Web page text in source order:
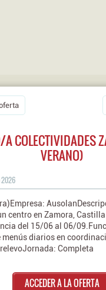
A COLECTIVIDADES
VERANO)
2026
centro en Zamora,
del 15/06 al 06/
menús diarios en
relevoJornada: Completa
ACCEDER A LA OFERTA